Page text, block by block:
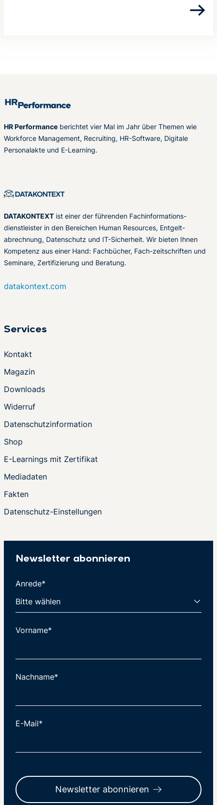
HR Performance berichtet vier Mal im Jahr über Themen wie
Workforce Management, Recruiting, HR-Software, Digitale
Personalakte und E-Learning.
DATAKONTEXT ist einer der führenden Fachinformations-
dienstleister in den Bereichen Human Resources, Entgelt-
abrechnung, Datenschutz und IT-Sicherheit. Wir bieten Ihnen
Kompetenz aus einer Hand: Fachbücher, Fach-zeitschriften und
Seminare, Zertifizierung und Beratung.
datakontext.com
Services
Kontakt
Magazin
Downloads
Widerruf
Datenschutzinformation
Shop
E-Learnings mit Zertifikat
Mediadaten
Fakten
Datenschutz-Einstellungen
Newsletter abonnieren
Anrede*
Vorname*
Nachname*
E-Mail*
Newsletter abonnieren